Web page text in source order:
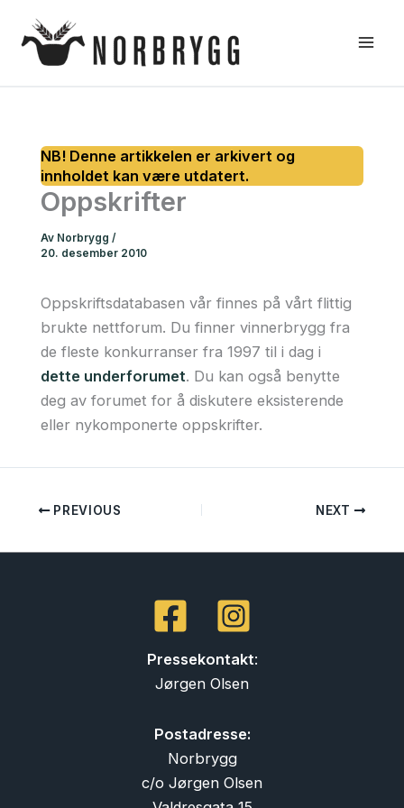
rett
Oppskrifter
Av Norbrygg /
20. desember 2010
Oppskriftsdatabasen vår finnes på vårt flittig
brukte nettforum. Du finner vinnerbrygg fra
de fleste konkurranser fra 1997 til i dag i
dette underforumet. Du kan også benytte
deg av forumet for å diskutere eksisterende
eller nykomponerte oppskrifter.
PREVIOUS NEXT
Pressekontakt:
Jørgen Olsen
Postadresse:
Norbrygg
c/o Jørgen Olsen